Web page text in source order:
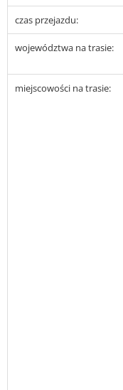
czas przejazdu:
województwa na trasie:
miejscowości na trasie: